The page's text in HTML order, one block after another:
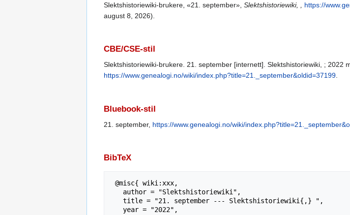
Slektshistoriewiki-brukere, «21. september», Slektshistoriewiki, , https://
august 8, 2026).
CBE/CSE-stil
Slektshistoriewiki-brukere. 21. september [internett]. Slektshistoriewiki, ; 2022
https://www.genealogi.no/wiki/index.php?title=21._september&oldid=37199
Bluebook-stil
21. september, https://www.genealogi.no/wiki/
BibTeX